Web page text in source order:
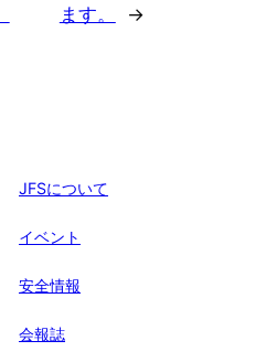
ます。
→
JFSについて
イベント
安全情報
会報誌